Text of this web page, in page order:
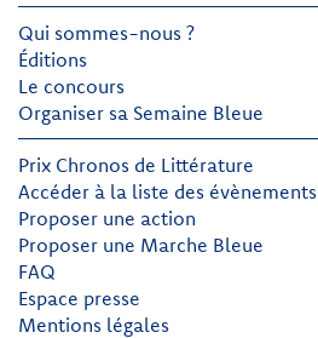
Qui sommes-nous ?
Éditions
Le concours
Organiser sa Semaine Bleue
Prix Chronos de Littérature
Accéder à la liste des évènements
Proposer une action
Proposer une Marche Bleue
FAQ
Espace presse
Mentions légales